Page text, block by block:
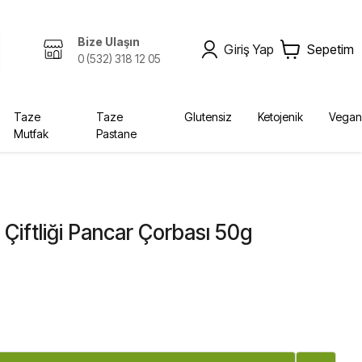
Bize Ulaşın
0 (532) 318 12 05
Giriş Yap Sepetim
Bebek Bezleri
Diğer
Taze
Mutfak
Taze
Pastane
Glutensiz Ketojenik Vegan
Çiftliği Pancar Çorbası 50g